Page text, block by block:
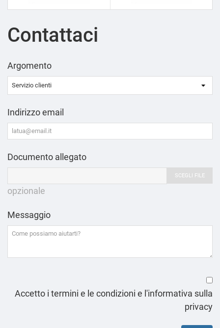
Contattaci
Argomento
Indirizzo email
Documento allegato
SCEGLI FILE
opzionale
Messaggio
Accetto i termini e le condizioni e l'informativa sulla
privacy